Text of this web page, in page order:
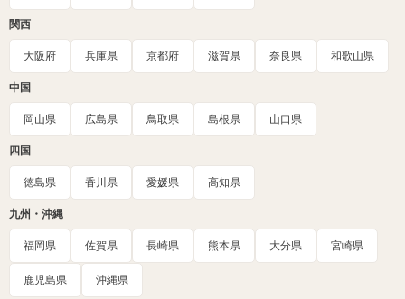
関西
大阪府 兵庫県 京都府 滋賀県 奈良県 和歌山県
中国
岡山県 広島県 鳥取県 島根県 山口県
四国
徳島県 香川県 愛媛県 高知県
九州・沖縄
福岡県 佐賀県 長崎県 熊本県 大分県 宮崎県
鹿児島県 沖縄県